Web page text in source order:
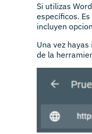
Si utilizas
específicos.
incluyen
Una vez
de la